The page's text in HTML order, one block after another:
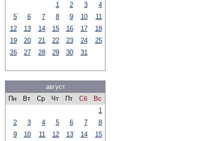
1
2 3
4
5
6 7 8 9 10
11
12
13 14 15 16 17
18
19
20 21 22 23 24
25
26
27 28 29 30 31
август
Пн
Вт Ср Чт Пт Сб
Вс
1
2
3 4 5 6 7
8
9
10 11 12 13 14
15